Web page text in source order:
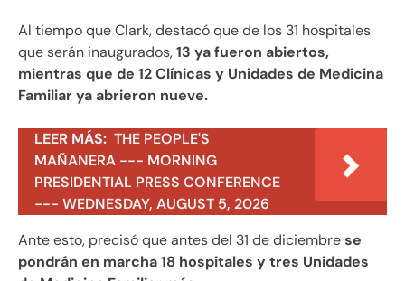
Al tiempo que Clark, destacó que de los 31 hospitales
que serán inaugurados,13 ya fueron abiertos,
mientras que de 12 Clínicas y Unidades de Medicina
Familiar ya abrieron nueve.
LEER MÁS: THE PEOPLE'S
MAÑANERA --- MORNING
PRESIDENTIAL PRESS CONFERENCE
--- WEDNESDAY, AUGUST 5, 2026
Ante esto, precisó que antes del 31 de diciembrese
pondrán en marcha 18 hospitales y tres Unidades